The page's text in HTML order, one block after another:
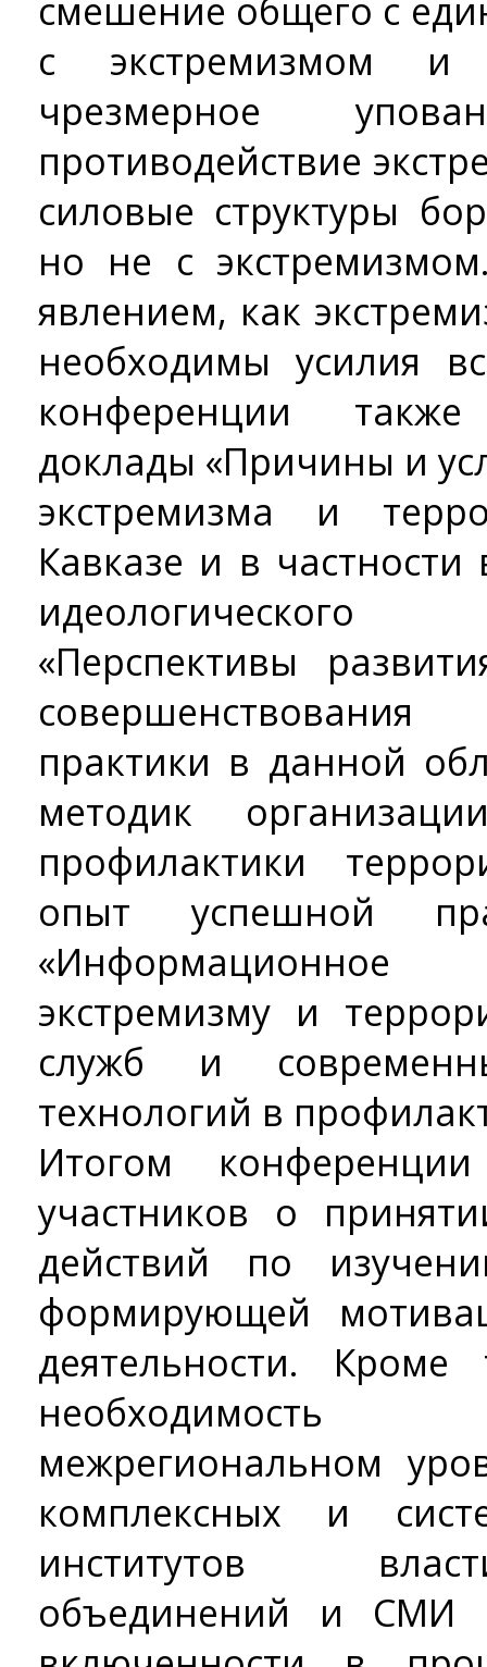
смешение общего с
с экстремизмом и
чрезмерное
противодействие
силовые структуры
но не с
явлением, как
необходимы усилия
конференции
доклады «Причины и
экстремизма и
Кавказе и в
идеологического
«Перспективы
совершенствования
практики в данной
методик
профилактики
опыт успешной
экстремизму и
служб и
технологий в
Итогом
участников о
действий по
формирующей
деятельности.
межрегиональном
комплексных и
институтов
объединений и СМИ